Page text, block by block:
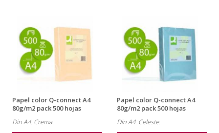
Papel color Q-connect A4
80g/m2 pack 500 hojas
Din A4. Crema.
Papel color Q-connect A4
80g/m2 pack 500 hojas
Din A4. Celeste.